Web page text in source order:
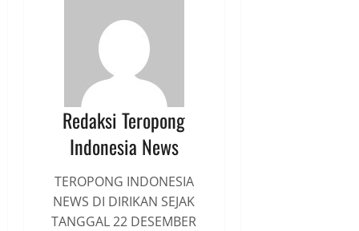
Redaksi Teropong
Indonesia News
TEROPONG INDONESIA
NEWS DI DIRIKAN SEJAK
TANGGAL 22 DESEMBER